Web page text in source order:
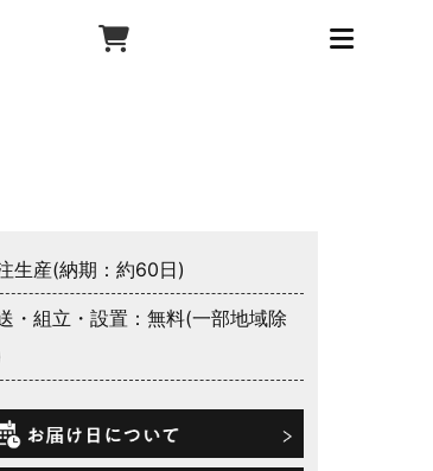
生産(納期：約60日)
・組立・設置：無料(一部地域除